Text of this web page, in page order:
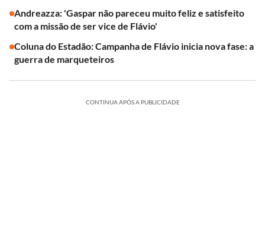
Andreazza: 'Gaspar não pareceu muito feliz e satisfeito
com a missão de ser vice de Flávio'
Coluna do Estadão: Campanha de Flávio inicia nova fase: a
guerra de marqueteiros
CONTINUA APÓS A PUBLICIDADE